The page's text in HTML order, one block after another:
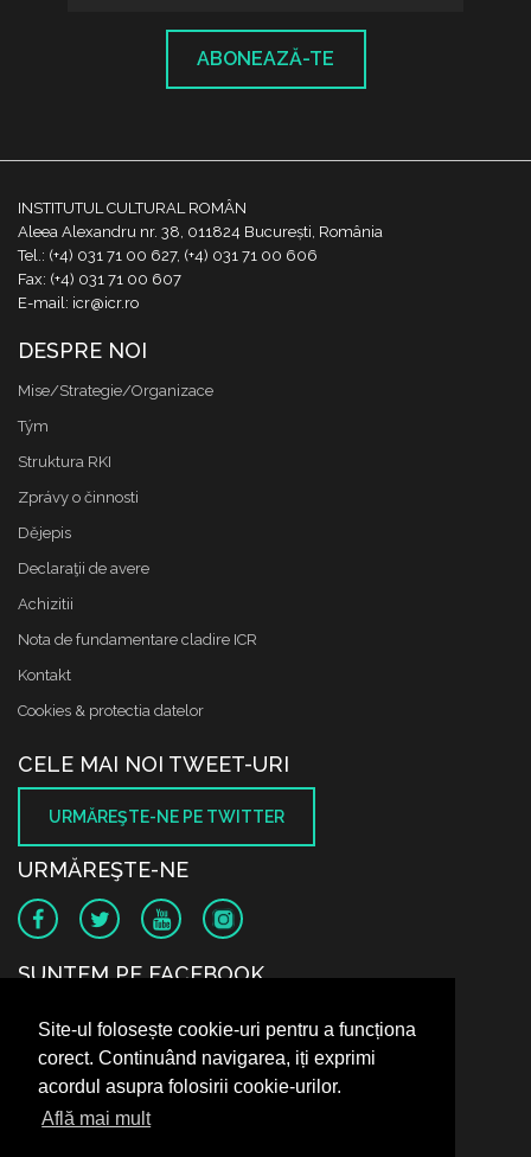
Site-ul folosește cookie-uri pentru a funcționa
corect. Continuând navigarea, iți exprimi
acordul asupra folosirii cookie-urilor.
Află mai mult
ABONEAZĂ-TE
INSTITUTUL CULTURAL ROMÂN
Aleea Alexandru nr. 38, 011824 București, România
Tel.: (+4) 031 71 00 627, (+4) 031 71 00 606
Fax: (+4) 031 71 00 607
E-mail: icr@icr.ro
DESPRE NOI
Mise/Strategie/Organizace
Tým
Struktura RKI
Zprávy o činnosti
Dějepis
Declaraţii de avere
Achizitii
Nota de fundamentare cladire ICR
Kontakt
Cookies & protectia datelor
CELE MAI NOI TWEET-URI
URMĂREŞTE-NE PE TWITTER
URMĂREŞTE-NE
SUNTEM PE FACEBOOK